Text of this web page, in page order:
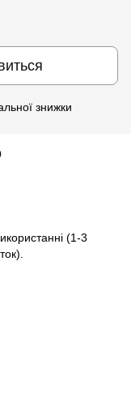
знижки
(1-3